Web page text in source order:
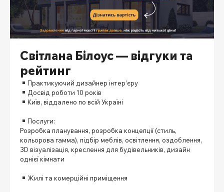
Світлана Білоус — відгуки та
рейтинг
Практикуючий дизайнер інтер’єру
Досвід роботи 10 років
Київ, віддалено по всій Україні
Послуги:
Розробка планування, розробка концепції (стиль,
кольорова гамма), підбір меблів, освітлення, оздоблення,
3D візуалізація, креслення для будівельників, дизайн
однієї кімнати
Жилі та комерційні приміщення